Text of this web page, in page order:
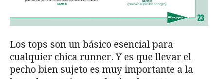
Los tops son un básico esencial para
cualquier chica runner. Y es que llevar el
pecho bien sujeto es muy importante a la